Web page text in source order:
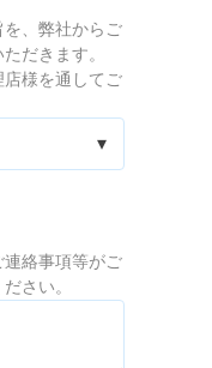
、弊社からご
だきます。
様を通してご
絡事項等がご
さい。